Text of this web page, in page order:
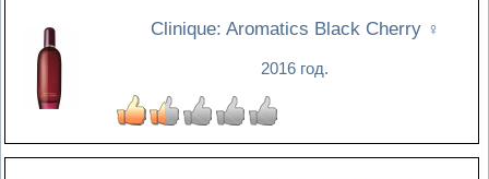
Clinique: Aromatics Black Cherry ♀
2016 год.